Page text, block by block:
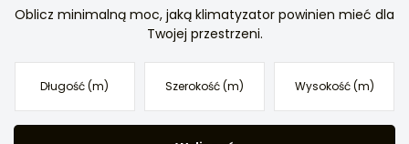
Oblicz minimalną moc, jaką klimatyzator powinien mieć dla
Twojej przestrzeni.